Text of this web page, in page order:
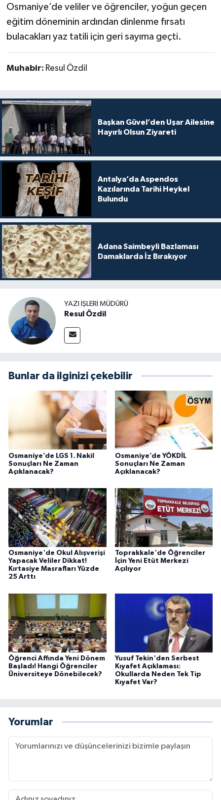
Osmaniye’de veliler ve öğrenciler, yoğun geçen
eğitim döneminin ardından dinlenme fırsatı
bulacakları yaz tatili için geri sayıma geçti.
Muhabir: Resul Özdil
Başkan Güvel’den Uşar Ailesine
Hayırlı Olsun Ziyareti
Antalya’da Aspendos
Kazılarında Tarihi Heykel
Bulundu
Adana Saimbeyli Bazlaması
Damaklarda İz Bırakıyor
YAZI İŞLERI MÜDÜRÜ
Resul Özdil
Bunlar da ilginizi çekebilir
Osmaniye’de LGS 1. Nakil
Sonuçları Ne Zaman
Açıklanacak?
Osmaniye’de YÖKDİL
Sonuçları Ne Zaman
Açıklanacak?
Osmaniye'de Okul Alışverişi
Yapacak Veliler Dikkat!
Kırtasiye Masrafları Yüzde
25 Arttı
Toprakkale'de Öğrenciler
İçin Yeni Etüt Merkezi
Açılıyor
Öğrenci Affında Yeni Dönem
Başladı! Hangi Öğrenciler
Üniversiteye Dönebilecek?
Yusuf Tekin'den Serbest
Kıyafet Açıklaması:
Okullarda Neden Tek Tip
Kıyafet Var?
Yorumlar